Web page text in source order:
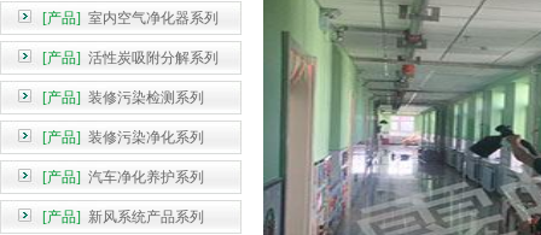
[产品] 室内空气净化器系列
[产品] 活性炭吸附分解系列
[产品] 装修污染检测系列
[产品] 装修污染净化系列
[产品] 汽车净化养护系列
[产品] 新风系统产品系列